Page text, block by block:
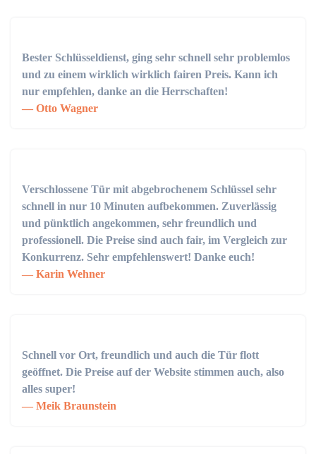
Bester Schlüsseldienst, ging sehr schnell sehr problemlos
und zu einem wirklich wirklich fairen Preis. Kann ich
nur empfehlen, danke an die Herrschaften!
Otto Wagner
Verschlossene Tür mit abgebrochenem Schlüssel sehr
schnell in nur 10 Minuten aufbekommen. Zuverlässig
und pünktlich angekommen, sehr freundlich und
professionell. Die Preise sind auch fair, im Vergleich zur
Konkurrenz. Sehr empfehlenswert! Danke euch!
Karin Wehner
Schnell vor Ort, freundlich und auch die Tür flott
geöffnet. Die Preise auf der Website stimmen auch, also
alles super!
Meik Braunstein